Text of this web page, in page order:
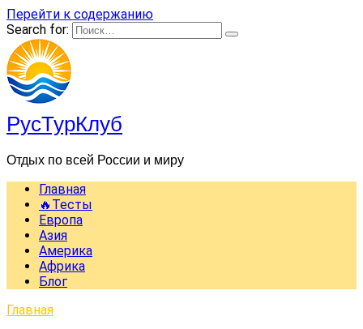
Перейти к содержанию
Search for:
РусТурКлуб
Отдых по всей России и миру
Главная
🔥Тесты
Европа
Азия
Америка
Африка
Блог
Главная